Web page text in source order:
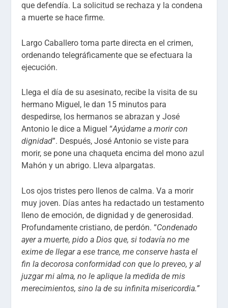
que defendía. La solicitud se rechaza y la condena
a muerte se hace firme.
Largo Caballero toma parte directa en el crimen,
ordenando telegráficamente que se efectuara la
ejecución.
Llega el día de su asesinato, recibe la visita de su
hermano Miguel, le dan 15 minutos para
despedirse, los hermanos se abrazan y José
Antonio le dice a Miguel “Ayúdame a morir con
dignidad”. Después, José Antonio se viste para
morir, se pone una chaqueta encima del mono azul
Mahón y un abrigo. Lleva alpargatas.
Los ojos tristes pero llenos de calma. Va a morir
muy joven. Días antes ha redactado un testamento
lleno de emoción, de dignidad y de generosidad.
Profundamente cristiano, de perdón. “Condenado
ayer a muerte, pido a Dios que, si todavía no me
exime de llegar a ese trance, me conserve hasta el
fin la decorosa conformidad con que lo preveo, y al
juzgar mi alma, no le aplique la medida de mis
merecimientos, sino la de su infinita misericordia.”